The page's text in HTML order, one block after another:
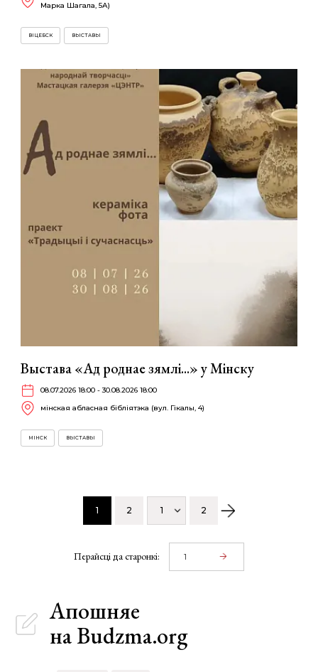
Марка Шагала, 5А)
ВІЦЕБСК ВЫСТАВЫ
Выстава «Ад роднае зямлі...» у Мінску
08.07.2026 18:00 - 30.08.2026 18:00
мінская абласная бібліятэка (вул. Гікалы, 4)
МІНСК ВЫСТАВЫ
1 2 1 2
Перайсці да старонкі:
Апошняе
на Budzma.org